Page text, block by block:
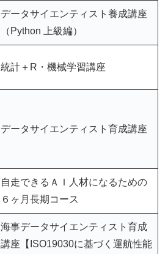
データサイエンティスト養成講座
（Python 上級編）
統計＋R・機械学習講座
データサイエンティスト育成講座
自走できるＡＩ人材になるための
６ヶ月長期コース
海事データサイエンティスト育成
講座【ISO19030に基づく運航性能